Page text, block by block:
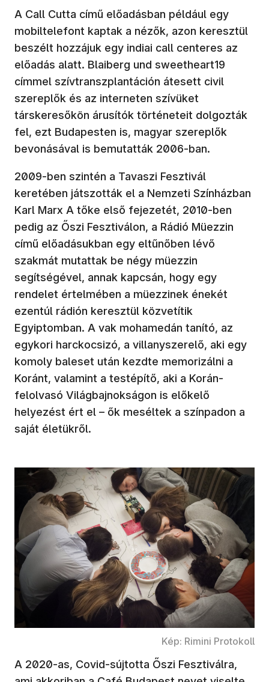
A Call Cutta című előadásban például egy
mobiltelefont kaptak a nézők, azon keresztül
beszélt hozzájuk egy indiai call centeres az
előadás alatt. Blaiberg und sweetheart19
címmel szívtranszplantáción átesett civil
szereplők és az interneten szívüket
társkeresőkön árusítók történeteit dolgozták
fel, ezt Budapesten is, magyar szereplők
bevonásával is bemutatták 2006-ban.
2009-ben szintén a Tavaszi Fesztivál
keretében játszották el a Nemzeti Színházban
Karl Marx A tőke első fejezetét, 2010-ben
pedig az Őszi Fesztiválon, a Rádió Müezzin
című előadásukban egy eltűnőben lévő
szakmát mutattak be négy müezzin
segítségével, annak kapcsán, hogy egy
rendelet értelmében a müezzinek énekét
ezentúl rádión keresztül közvetítik
Egyiptomban. A vak mohamedán tanító, az
egykori harckocsizó, a villanyszerelő, aki egy
komoly baleset után kezdte memorizálni a
Koránt, valamint a testépítő, aki a Korán-
felolvasó Világbajnokságon is előkelő
helyezést ért el – ők meséltek a színpadon a
saját életükről.
Kép: Rimini Protokoll
A 2020-as, Covid-sújtotta Őszi Fesztiválra,